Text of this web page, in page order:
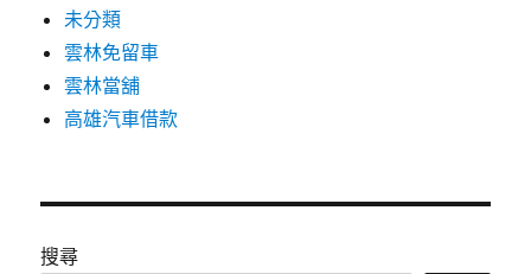
未分類
雲林免留車
雲林當舖
高雄汽車借款
搜尋